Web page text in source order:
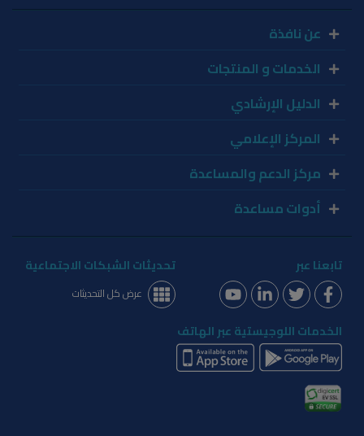
عن نافذة
الخدمات و المنتجات
الدليل الإرشادي
المركز الإعلامي
مركز الدعم والمساعدة
أدوات مساعدة
تابعنا عبر تحديثات الشبكات الاجتماعية
عرض كل التحديثات
الخدمات اللوجيستية عبر الهاتف